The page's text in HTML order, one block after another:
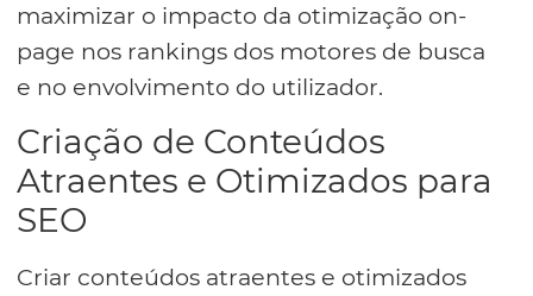
maximizar o impacto da otimização on-
page nos rankings dos motores de busca
e no envolvimento do utilizador.
Criação de Conteúdos
Atraentes e Otimizados para
SEO
Criar conteúdos atraentes e otimizados